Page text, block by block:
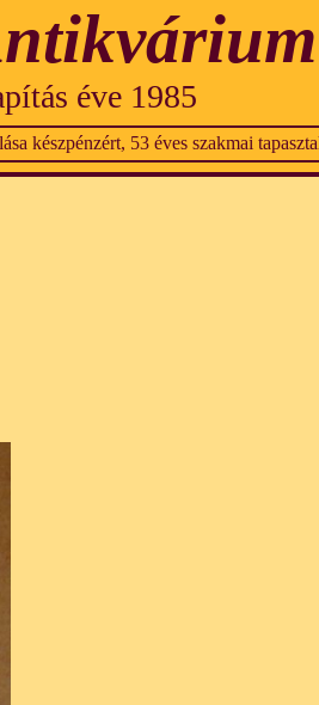
éve 1985
készpénzért, 53 éves szakmai